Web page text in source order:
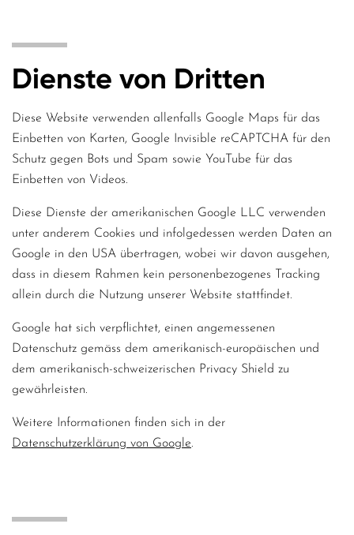
Dienste von Dritten
Diese Website verwenden allenfalls Google Maps für das
Einbetten von Karten, Google Invisible reCAPTCHA für den
Schutz gegen Bots und Spam sowie YouTube für das
Einbetten von Videos.
Diese Dienste der amerikanischen Google LLC verwenden
unter anderem Cookies und infolgedessen werden Daten an
Google in den USA übertragen, wobei wir davon ausgehen,
dass in diesem Rahmen kein personenbezogenes Tracking
allein durch die Nutzung unserer Website stattfindet.
Google hat sich verpflichtet, einen angemessenen
Datenschutz gemäss dem amerikanisch-europäischen und
dem amerikanisch-schweizerischen Privacy Shield zu
gewährleisten.
Weitere Informationen finden sich in der
Datenschutzerklärung von Google.